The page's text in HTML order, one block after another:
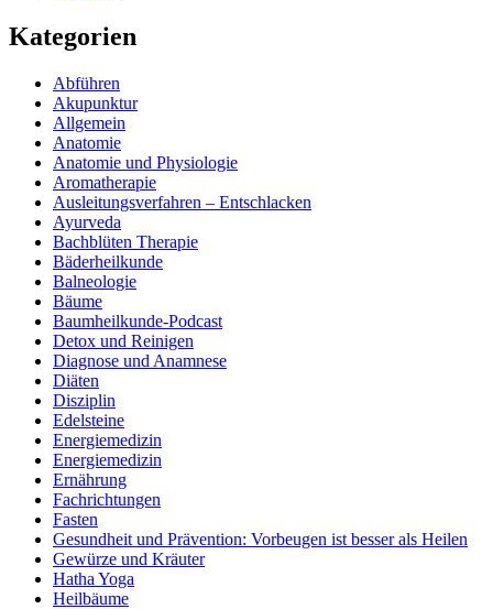
Kategorien
Abführen
Akupunktur
Allgemein
Anatomie
Anatomie und Physiologie
Aromatherapie
Ausleitungsverfahren – Entschlacken
Ayurveda
Bachblüten Therapie
Bäderheilkunde
Balneologie
Bäume
Baumheilkunde-Podcast
Detox und Reinigen
Diagnose und Anamnese
Diäten
Disziplin
Edelsteine
Energiemedizin
Energiemedizin
Ernährung
Fachrichtungen
Fasten
Gesundheit und Prävention: Vorbeugen ist besser als Heilen
Gewürze und Kräuter
Hatha Yoga
Heilbäume